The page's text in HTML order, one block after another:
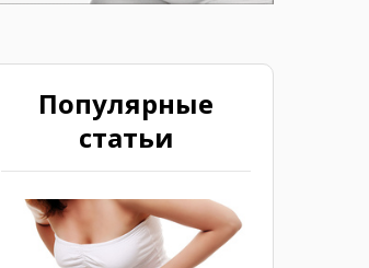
Популярные
статьи